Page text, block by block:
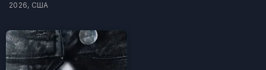
2026, США